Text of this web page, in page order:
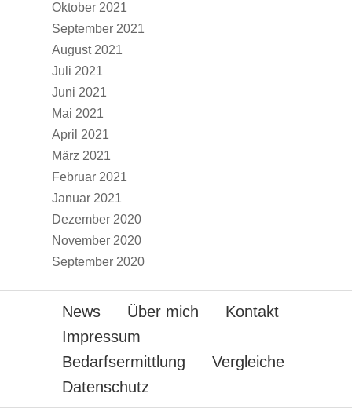
Oktober 2021
September 2021
August 2021
Juli 2021
Juni 2021
Mai 2021
April 2021
März 2021
Februar 2021
Januar 2021
Dezember 2020
November 2020
September 2020
News Über mich
Kontakt
Impressum
Bedarfsermittlung
Vergleiche
Datenschutz